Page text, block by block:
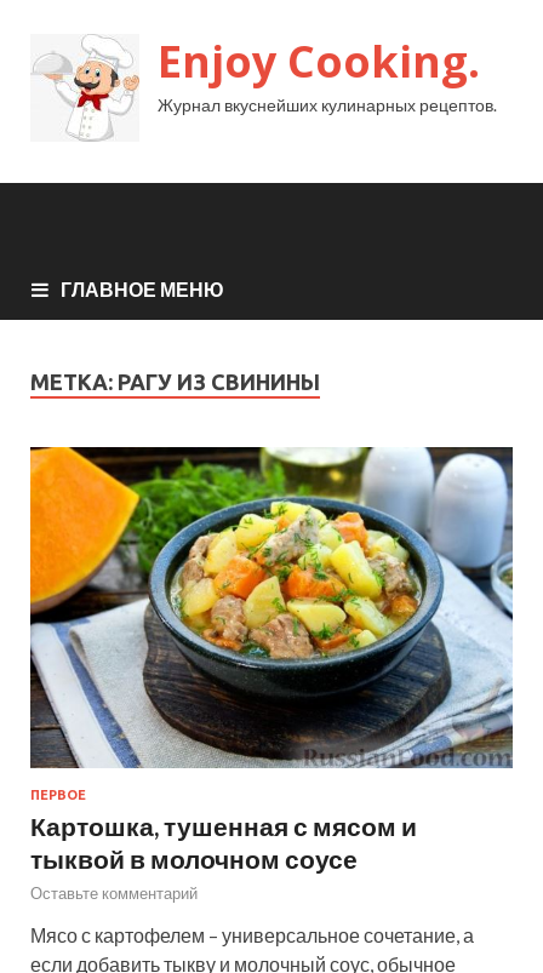
Enjoy Cooking.
Журнал вкуснейших кулинарных рецептов.
ГЛАВНОЕ МЕНЮ
МЕТКА: РАГУ ИЗ СВИНИНЫ
ПЕРВОЕ
Картошка, тушенная с мясом и
тыквой в молочном соусе
Оставьте комментарий
Мясо с картофелем – универсальное сочетание, а
если добавить тыкву и молочный соус, обычное